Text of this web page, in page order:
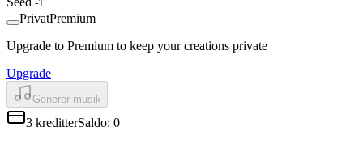
PrivatPremium
Upgrade to Premium to keep your creations private
Upgrade
Generer musik
3 kreditterSaldo: 0